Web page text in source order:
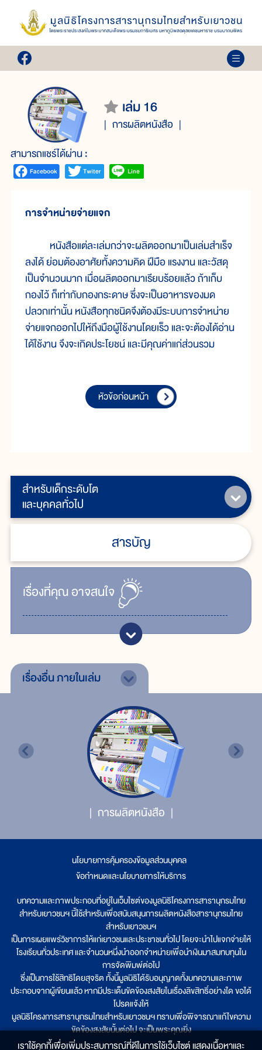
เล่ม 16
การผลิตหนังสือ
สามารถแชร์ได้ผ่าน :
สำหรับเด็กระดับโต
และบุคคลทั่วไป
สารบัญ
เรื่ิองที่คุณอาจสนใจ
การจำหน่ายจ่ายแจก
หนังสือแต่ละเล่มกว่าจะผลิตออกมาเป็นเล่มสำเร็จ
ลงได้ ย่อมต้องอาศัยทั้งความคิด ฝีมือ แรงงาน และวัสดุ
เป็นจำนวนมาก เมื่อผลิตออกมาเรียบร้อยแล้ว ถ้าเก็บ
กองไว้ ก็เท่ากับกองกระดาษ ซึ่งจะเป็นอาหารของมด
ปลวกเท่านั้น หนังสือทุกชนิดจึงต้องมีระบบการจำหน่าย
จ่ายแจกออกไปให้ถึงมือผู้ใช้งานโดยเร็ว และจะต้องได้อ่าน
ได้ใช้งาน จึงจะเกิดประโยชน์ และมีคุณค่าแก่ส่วนรวม
หัวข้อก่อนหน้า
เรื่องอื่นภายในเล่ม
การผลิตหนังสือ
นโยบายการคุ้มครองข้อมูลส่วนบุคคล
ข้อกำหนดและนโยบายการให้บริการ
บทความและภาพประกอบที่อยู่ในเว็บไซต์ของมูลนิธิโครงการสารานุกรมไทย
สำหรับเยาวชนฯ นี้ใช้สำหรับเพื่อสนับสนุนการผลิตหนังสือสารานุกรมไทย
สำหรับเยาวชนฯ
เป็นการเผยแพร่วิชาการให้แก่เยาวชนและประชาชนทั่วไป โดยจะนำไปแจกจ่ายให้
โรงเรียนทั่วประเทศ และจำนวนหนึ่งนำออกจำหน่ายเพื่อนำเงินมาสมทบทุนใน
การจัดพิมพ์ต่อไป
ซึ่งเป็นการใช้สิทธิโดยสุจริต ทั้งนี้มูลนิธิได้รับอนุญาตทั้งบทความและภาพ
ประกอบจากผู้เขียนแล้ว หากมีประเด็นขัดข้องสงสัยในเรื่องลิขสิทธิ์อย่างใด ขอได้
โปรดแจ้งให้
มูลนิธิโครงการสารานุกรมไทยสำหรับเยาวชนฯ ทราบเพื่อพิจารณาแก้ไขความ
ขัดข้องสงสัยนั้นต่อไป จะเป็นพระคุณยิ่ง
เราใช้คุกกี้เพื่อเพิ่มประสบการณ์ที่ดีในการใช้เว็บไซต์ แสดงเนื้อหาและ